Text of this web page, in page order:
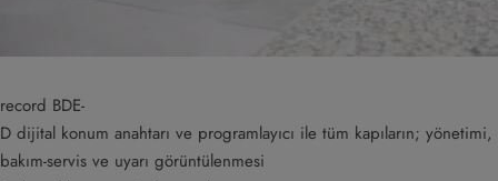
record BDE-
D dijital konum anahtarı ve programlayıcı ile tüm kapıların; yönetimi,
bakım-servis ve uyarı görüntülenmesi